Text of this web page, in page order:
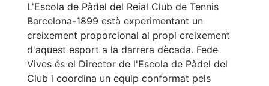
Organització
Junta
directiva
Comissions
i comités
L'Escola de Pàdel del Reial Club de Tennis
Barcelona-1899 està experimentant un
creixement proporcional al propi creixement
d'aquest esport a la darrera dècada. Fede
Vives és el Director de l'Escola de Pàdel del
Club i coordina un equip conformat pels